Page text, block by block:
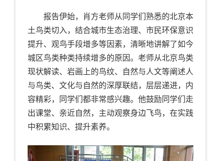
报告伊始，肖方老师从同学们熟悉的北京本
土鸟类切入，结合城市生态治理、市民环保意识
提升、观鸟手段增多等因素，清晰地讲解了如今
城区鸟类种类持续增多的原因。老师从北京鸟类
现状解读、岩画上的鸟纹、自然与人文等阐述人
与鸟类、文化与自然的深厚联结，层层递进，内
容精彩，同学们都非常感兴趣。他鼓励同学们走
出课堂、亲近自然，主动观察身边飞鸟，在实践
中积累知识、提升素养。